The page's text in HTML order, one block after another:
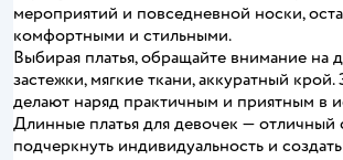
мероприятий и повседневной носки,
комфортными и стильными.
Выбирая платья, обращайте внимание на
застежки, мягкие ткани, аккуратный
делают наряд практичным и приятным в
Длинные платья для девочек — отличный
подчеркнуть индивидуальность и